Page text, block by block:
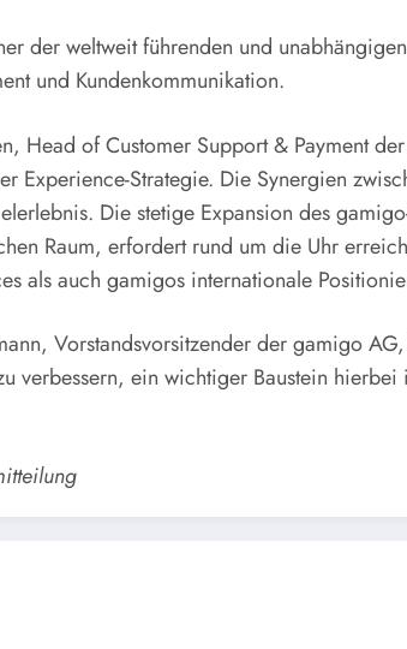
der weltweit führenden und
und Kundenkommunikation.
Head of Customer Support & Payment
Experience-Strategie. Die Synergien
Die stetige Expansion des
Raum, erfordert rund um die Uhr
als auch gamigos internationale
Vorstandsvorsitzender der gamigo
verbessern, ein wichtiger Baustein